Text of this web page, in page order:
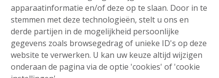
apparaatinformatie en/of deze op te slaan. Door in te
stemmen met deze technologieën, stelt u ons en
derde partijen in de mogelijkheid persoonlijke
gegevens zoals browsegedrag of unieke ID's op deze
website te verwerken. U kan uw keuze altijd wijzigen
onderaan de pagina via de optie 'cookies' of 'cookie